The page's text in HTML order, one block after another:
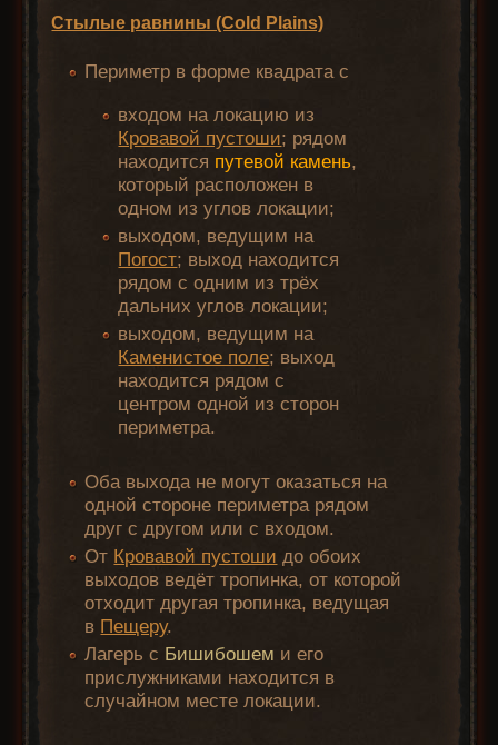
Стылые равнины (Cold Plains)
Периметр в форме квадрата с
входом на локацию из
Кровавой пустоши; рядом
находится путевой камень,
который расположен в
одном из углов локации;
выходом, ведущим на
Погост; выход находится
рядом с одним из трёх
дальних углов локации;
выходом, ведущим на
Каменистое поле; выход
находится рядом с
центром одной из сторон
периметра.
Оба выхода не могут оказаться на
одной стороне периметра рядом
друг с другом или с входом.
От Кровавой пустоши до обоих
выходов ведёт тропинка, от которой
отходит другая тропинка, ведущая
в Пещеру.
Лагерь с Бишибошем и его
прислужниками находится в
случайном месте локации.